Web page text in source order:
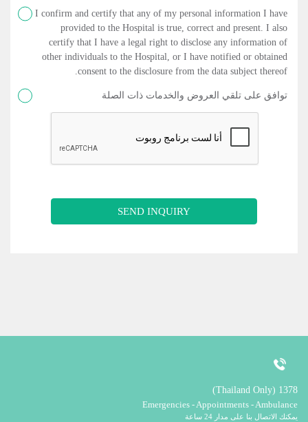
I confirm and certify that any of my personal information I have
provided to the Hospital is true, correct and present. I also
certify that I have a legal right to disclose any information of
other individuals to the Hospital, or I have notified or obtained
consent to the disclosure from the data subject thereof.
توافق على تلقي العروض والخدمات ذات الصلة
SEND INQUIRY
1378 (Thailand Only)
Emergencies - Appointments - Ambulance
يمكنك الاتصال بنا على مدار 24 ساعة